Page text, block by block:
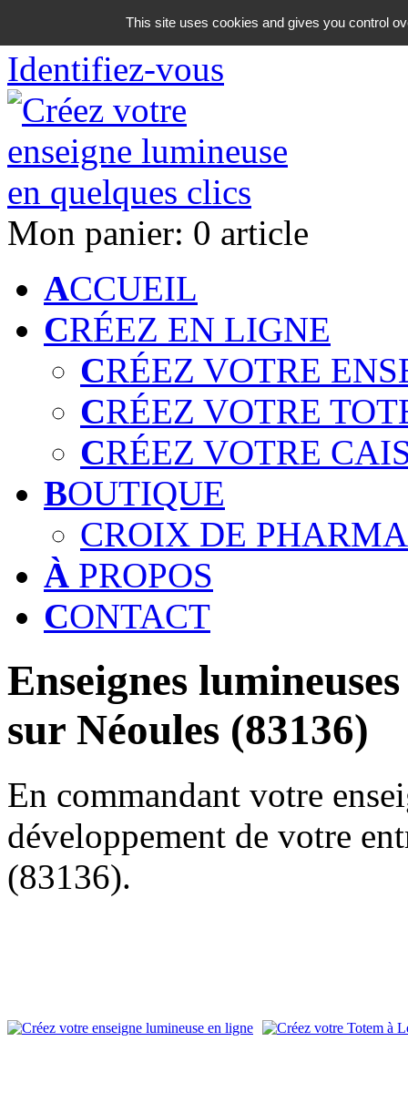
06 18 42 08 59
Identifiez-vous
Mon panier: 0 article
ACCUEIL
CRÉEZ EN LIGNE
CRÉEZ VOTRE
CRÉEZ VOTRE
CRÉEZ VOTRE
BOUTIQUE
CROIX DE
À PROPOS
CONTACT
Enseignes
sur Néoules (83136)
En commandant votre
développement de votre
(83136).
This site uses cookies and gives you control